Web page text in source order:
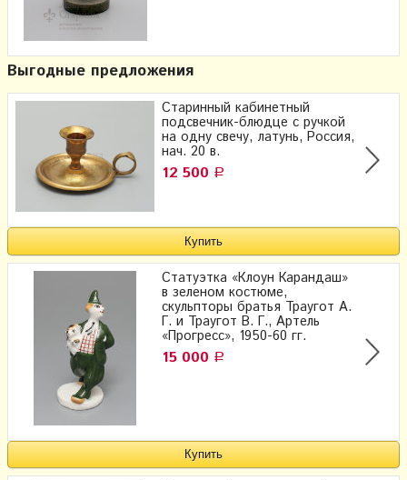
Выгодные предложения
Старинный кабинетный
подсвечник-блюдце с ручкой
на одну свечу, латунь, Россия,
нач. 20 в.
12 500 Р
Статуэтка «Клоун Карандаш»
в зеленом костюме,
скульпторы братья Траугот А.
Г. и Траугот В. Г., Артель
«Прогресс», 1950-60 гг.
15 000 Р